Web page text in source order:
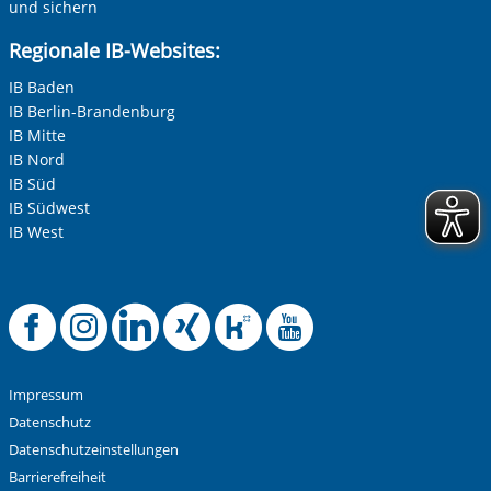
Betreff ihrer Anfrage
Ihre Nachricht
Alle Informationen zum Schutz der Daten sind sind in
Datenschutzerklärung
und sichern
Regionale IB-Websites:
IB Baden
IB Berlin-Brandenburg
IB Mitte
IB Nord
IB Süd
IB Südwest
IB West
Offizielle
Offizielle
Offizielle
Offizielle
Offizielle
Impressum
Datenschutz
Datenschutzeinstellungen
Barrierefreiheit